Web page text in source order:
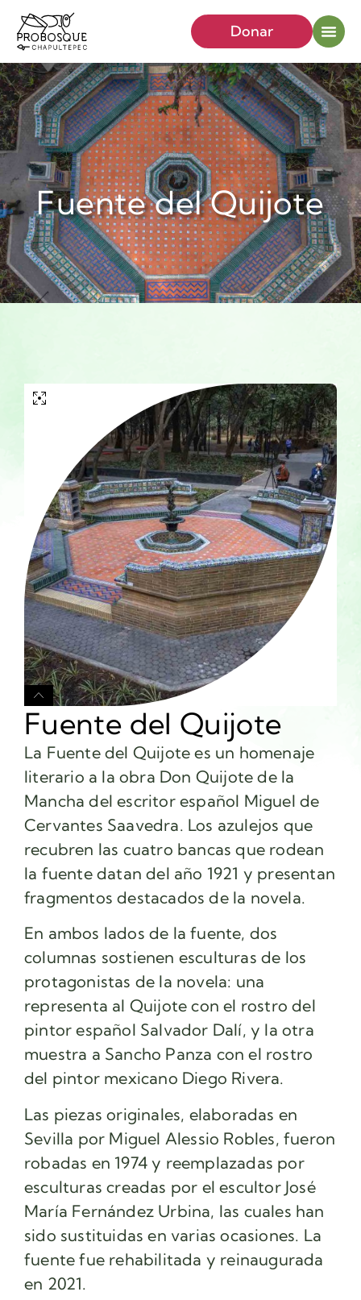
Donar
Fuente del Quijote
Fuente del Quijote
La Fuente del Quijote es un homenaje
literario a la obra Don Quijote de la
Mancha del escritor español Miguel de
Cervantes Saavedra. Los azulejos que
recubren las cuatro bancas que rodean
la fuente datan del año 1921 y presentan
fragmentos destacados de la novela.
En ambos lados de la fuente, dos
columnas sostienen esculturas de los
protagonistas de la novela: una
representa al Quijote con el rostro del
pintor español Salvador Dalí, y la otra
muestra a Sancho Panza con el rostro
del pintor mexicano Diego Rivera.
Las piezas originales, elaboradas en
Sevilla por Miguel Alessio Robles, fueron
robadas en 1974 y reemplazadas por
esculturas creadas por el escultor José
María Fernández Urbina, las cuales han
sido sustituidas en varias ocasiones. La
fuente fue rehabilitada y reinaugurada
en 2021.